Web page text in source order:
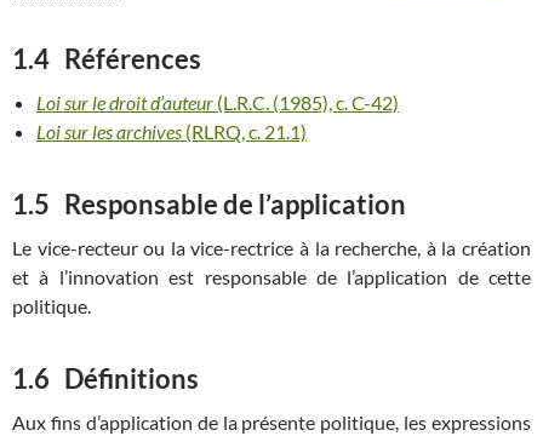
1.4 Références
Loi sur le droit d’auteur (L.R.C. (1985), c. C-42)
Loi sur les archives (RLRQ, c. 21.1)
1.5 Responsable de l’application
Le vice-recteur ou la vice-rectrice à la recherche, à la création
et à l’innovation est responsable de l’application de cette
politique.
1.6 Définitions
Aux fins d’application de la présente politique, les expressions